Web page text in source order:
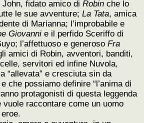
fidato amico di Robin che lo
le sue avventure; La Tata, amica
di Marianna; l’improbabile e
Giovannie il perfido Sceriffo di
l’affettuoso e generoso Fra
amici di Robin, avventori, banditi,
servitori ed infine Nuvola,
“allevata” e cresciuta sin da
che possiamo definire “l’anima di
protagonisti di questa leggenda
vuole raccontare come un uomo